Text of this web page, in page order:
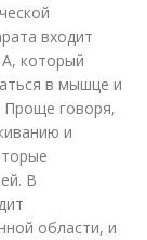
входит
который
в мышце и
Проще говоря,
и
В
области, и